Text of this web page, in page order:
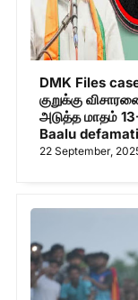
DMK Files
குறுக்கு
அடுத்த மாதம்
Baalu
22 September,